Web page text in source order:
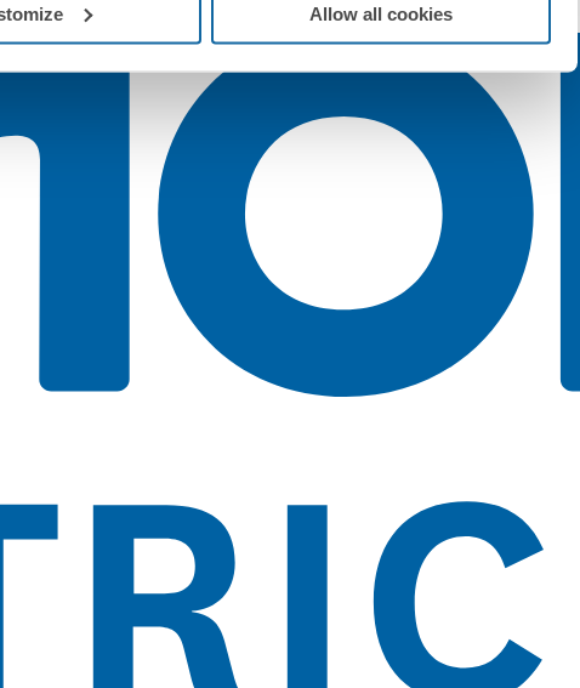
Allow all cookies